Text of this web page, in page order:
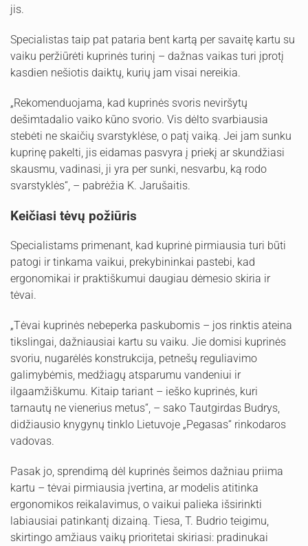
jis.
Specialistas taip pat pataria bent kartą per savaitę kartu su
vaiku peržiūrėti kuprinės turinį – dažnas vaikas turi įprotį
kasdien nešiotis daiktų, kurių jam visai nereikia.
„Rekomenduojama, kad kuprinės svoris neviršytų
dešimtadalio vaiko kūno svorio. Vis dėlto svarbiausia
stebėti ne skaičių svarstyklėse, o patį vaiką. Jei jam sunku
kuprinę pakelti, jis eidamas pasvyra į priekį ar skundžiasi
skausmu, vadinasi, ji yra per sunki, nesvarbu, ką rodo
svarstyklės“, – pabrėžia K. Jarušaitis.
Keičiasi tėvų požiūris
Specialistams primenant, kad kuprinė pirmiausia turi būti
patogi ir tinkama vaikui, prekybininkai pastebi, kad
ergonomikai ir praktiškumui daugiau dėmesio skiria ir
tėvai.
„Tėvai kuprinės nebeperka paskubomis – jos rinktis ateina
tikslingai, dažniausiai kartu su vaiku. Jie domisi kuprinės
svoriu, nugarėlės konstrukcija, petnešų reguliavimo
galimybėmis, medžiagų atsparumu vandeniui ir
ilgaamžiškumu. Kitaip tariant – ieško kuprinės, kuri
tarnautų ne vienerius metus“, – sako Tautgirdas Budrys,
didžiausio knygynų tinklo Lietuvoje „Pegasas“ rinkodaros
vadovas.
Pasak jo, sprendimą dėl kuprinės šeimos dažniau priima
kartu – tėvai pirmiausia įvertina, ar modelis atitinka
ergonomikos reikalavimus, o vaikui palieka išsirinkti
labiausiai patinkantį dizainą. Tiesa, T. Budrio teigimu,
skirtingo amžiaus vaikų prioritetai skiriasi: pradinukai